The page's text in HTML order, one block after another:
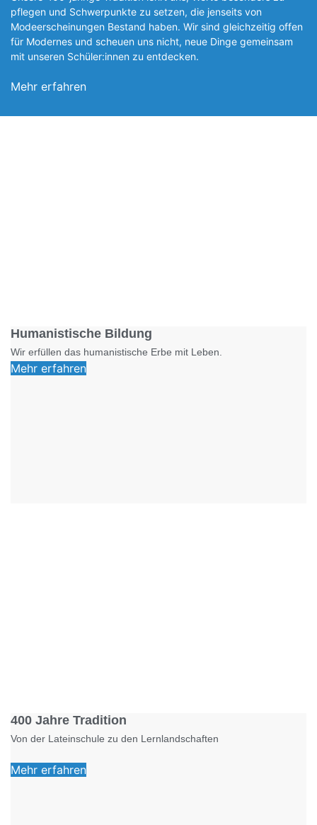
pflegen und Schwerpunkte zu setzen, die jen­seits von
Modeerscheinungen Be­stand haben. Wir sind gleichzeitig offen
für Modernes und scheuen uns nicht, neue Dinge gemeinsam
mit unseren Schüler:innen zu entde­cken.
Mehr erfahren
Humanistische Bildung
Wir erfüllen das humanistische Erbe mit Leben.
Mehr erfahren
400 Jahre Tradition
Von der Lateinschule zu den Lernlandschaften
Mehr erfahren